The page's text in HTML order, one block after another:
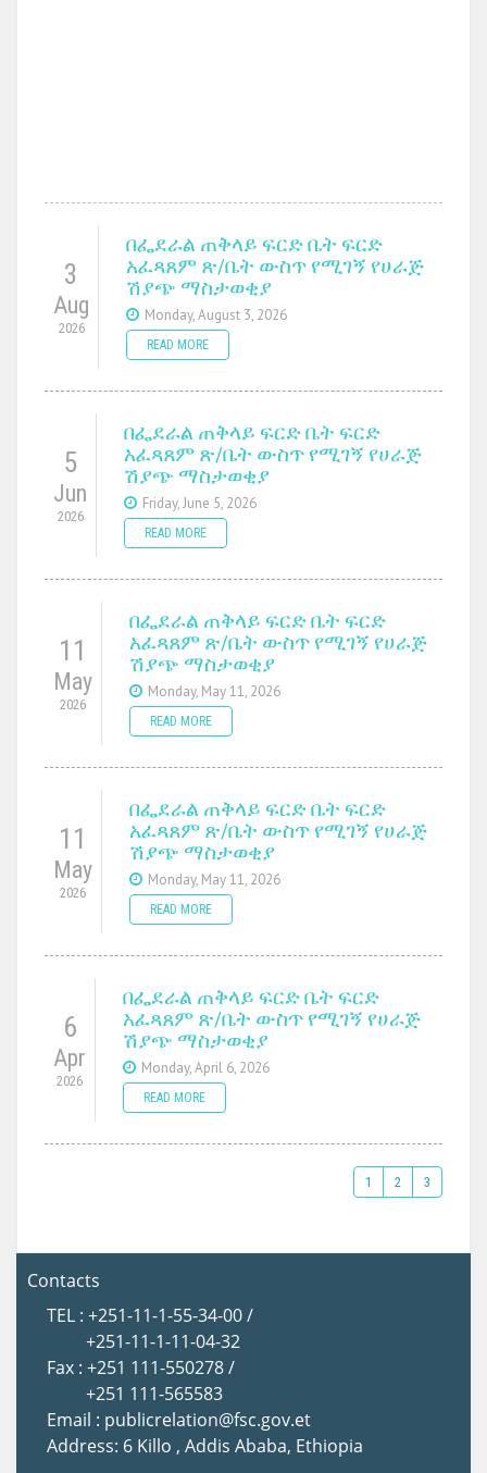
3
Aug
2026
በፌደራል ጠቅላይ ፍርድ ቤት ፍርድ
አፈጻጸም ጽ/ቤት ውስጥ የሚገኝ የሀራጅ
ሽያጭ ማስታወቂያ
Monday, August 3, 2026
READ MORE
5
Jun
2026
በፌደራል ጠቅላይ ፍርድ ቤት ፍርድ
አፈጻጸም ጽ/ቤት ውስጥ የሚገኝ የሀራጅ
ሽያጭ ማስታወቂያ
Friday, June 5, 2026
READ MORE
11
May
2026
በፌደራል ጠቅላይ ፍርድ ቤት ፍርድ
አፈጻጸም ጽ/ቤት ውስጥ የሚገኝ የሀራጅ
ሽያጭ ማስታወቂያ
Monday, May 11, 2026
READ MORE
11
May
2026
በፌደራል ጠቅላይ ፍርድ ቤት ፍርድ
አፈጻጸም ጽ/ቤት ውስጥ የሚገኝ የሀራጅ
ሽያጭ ማስታወቂያ
Monday, May 11, 2026
READ MORE
6
Apr
2026
በፌደራል ጠቅላይ ፍርድ ቤት ፍርድ
አፈጻጸም ጽ/ቤት ውስጥ የሚገኝ የሀራጅ
ሽያጭ ማስታወቂያ
Monday, April 6, 2026
READ MORE
1 2 3
Contacts
TEL : +251-11-1-55-34-00 /
+251-11-1-11-04-32
Fax : +251 111-550278 /
+251 111-565583
Email : publicrelation@fsc.gov.et
Address: 6 Killo , Addis Ababa, Ethiopia